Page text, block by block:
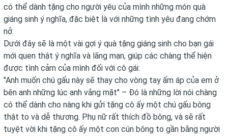
có thể dành tặng cho người yêu của mình những món quà
giáng sinh ý nghĩa, đặc biệt là với những tình yêu đang chớm
nở.
Dưới đây sẽ là một vài gợi ý quà tặng giáng sinh cho bạn gái
mới quen thật ý nghĩa và lãng mạn, giúp các chàng thể hiện
được tình cảm của mình đối với cô gái:
"Anh muốn chú gấu này sẽ thay cho vòng tay ấm áp của em ở
bên anh những lúc anh vắng mặt" – Đó là những lời nói chàng
có thể dành cho nàng khi gửi tặng cô ấy một chú gấu bông
thật to và dễ thương. Phụ nữ rất thích đồ bông, và sẽ rất
tuyệt vời khi tặng cô ấy một con cún bông to gần bằng người